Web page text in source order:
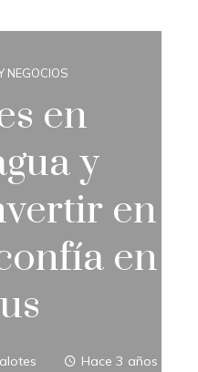
NEGOCIOS
en
y
en
en
Hace 3 años